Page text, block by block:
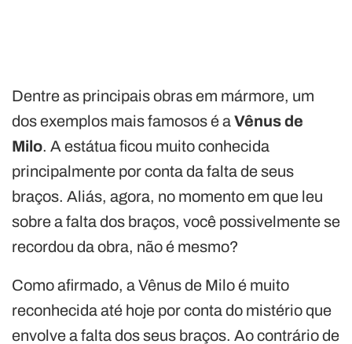
Dentre as principais obras em mármore, um
dos exemplos mais famosos é aVênus de
Milo. A estátua ficou muito conhecida
principalmente por conta da falta de seus
braços. Aliás, agora, no momento em que leu
sobre a falta dos braços, você possivelmente se
recordou da obra, não é mesmo?
Como afirmado, a Vênus de Milo é muito
reconhecida até hoje por conta do mistério que
envolve a falta dos seus braços. Ao contrário de